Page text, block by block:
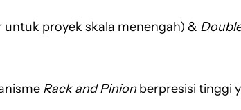
untuk proyek skala menengah) &
Rack and Pinionberpresisi tinggi